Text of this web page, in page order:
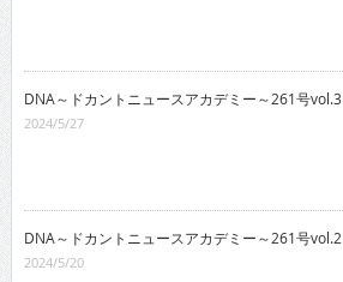
DNA～ドカントニュースアカデミー～261号vol.3
2024/5/27
DNA～ドカントニュースアカデミー～261号vol.2
2024/5/20